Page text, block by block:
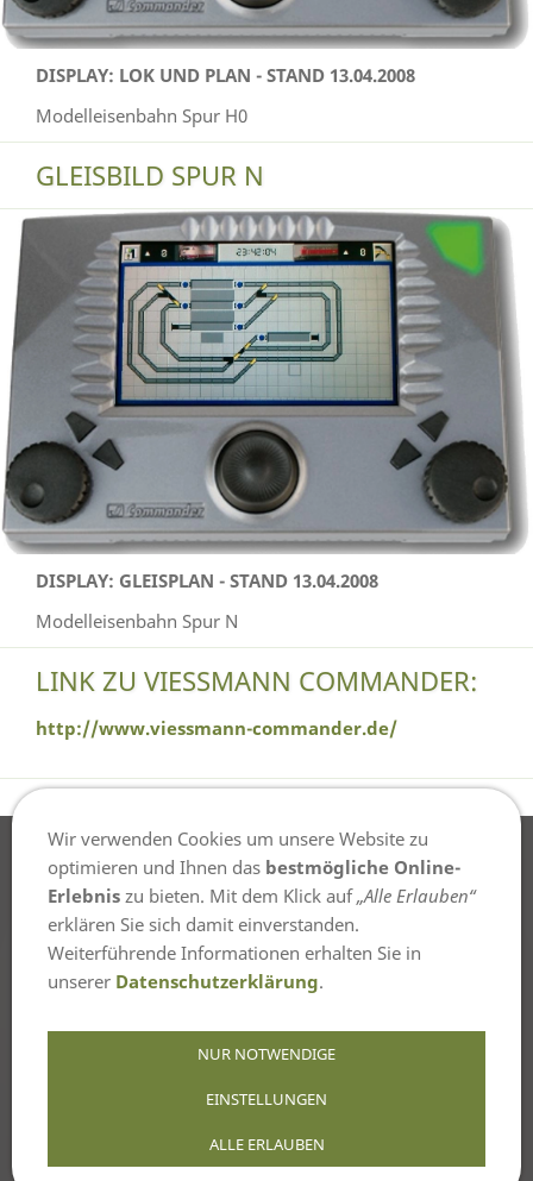
DISPLAY: LOK UND PLAN - STAND 13.04.2008
Modelleisenbahn Spur H0
GLEISBILD SPUR N
DISPLAY: GLEISPLAN - STAND 13.04.2008
Modelleisenbahn Spur N
LINK ZU VIESSMANN COMMANDER:
http://www.viessmann-commander.de/
© 2004-2025 - Thomas Lubotzki - Alle
Rechte vorbehalten
Inhaltverzeichnis Impressum
Datenschutzerklaerung
Erklärung zur Barrierefreiheit
Wir verwenden Cookies um unsere Website zu
optimieren und Ihnen das bestmögliche Online-
Erlebnis zu bieten. Mit dem Klick auf„Alle Erlauben“
erklären Sie sich damit einverstanden.
Weiterführende Informationen erhalten Sie in
unserer Datenschutzerklärung.
NUR NOTWENDIGE
EINSTELLUNGEN
ALLE ERLAUBEN